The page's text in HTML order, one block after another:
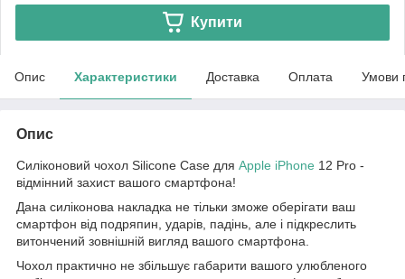
Купити
Опис Характеристики Доставка Оплата Умови
Опис
Силіконовий чохол Silicone Case для Apple iPhone 12 Pro -
відмінний захист вашого смартфона!
Дана силіконова накладка не тільки зможе оберігати ваш
смартфон від подряпин, ударів, падінь, але і підкреслить
витончений зовнішній вигляд вашого смартфона.
Чохол практично не збільшує габарити вашого улюбленого